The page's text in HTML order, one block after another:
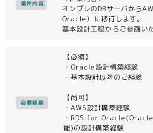
案件内容
オンプレのDBサーバから
Oracle）に移行します。
基本設計工程からご参画い
必要経験
【必須】
・Oracle設計構築経験
・基本設計以降のご経験
【尚可】
・AWS設計構築経験
・RDS for Oracle(Oracle
能)の設計構築経験